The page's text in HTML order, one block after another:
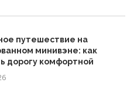
путешествие на
минивэне: как
дорогу комфортной